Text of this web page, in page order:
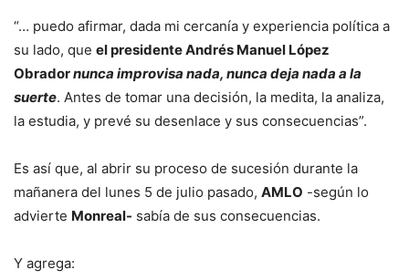
“… puedo afirmar, dada mi cercanía y experiencia política a
su lado, que el presidente Andrés Manuel López
Obradornunca improvisa nada, nunca deja nada a la
suerte. Antes de tomar una decisión, la medita, la analiza,
la estudia, y prevé su desenlace y sus consecuencias”.
Es así que, al abrir su proceso de sucesión durante la
mañanera del lunes 5 de julio pasado, AMLO -según lo
advierte Monreal- sabía de sus consecuencias.
Y agrega: